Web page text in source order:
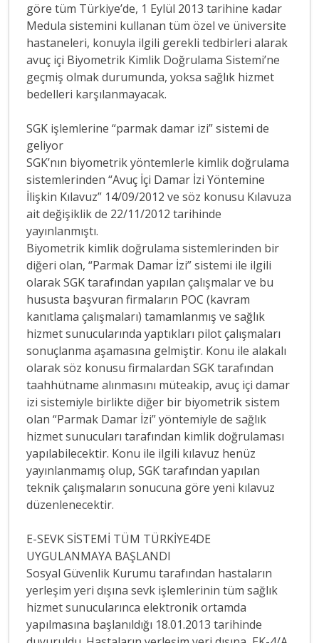
göre tüm Türkiye’de, 1 Eylül 2013 tarihine kadar
Medula sistemini kullanan tüm özel ve üniversite
hastaneleri, konuyla ilgili gerekli tedbirleri alarak
avuç içi Biyometrik Kimlik Doğrulama Sistemi’ne
geçmiş olmak durumunda, yoksa sağlık hizmet
bedelleri karşılanmayacak.
SGK işlemlerine “parmak damar izi” sistemi de
geliyor
SGK’nın biyometrik yöntemlerle kimlik doğrulama
sistemlerinden “Avuç İçi Damar İzi Yöntemine
İlişkin Kılavuz” 14/09/2012 ve söz konusu Kılavuza
ait değişiklik de 22/11/2012 tarihinde
yayınlanmıştı.
Biyometrik kimlik doğrulama sistemlerinden bir
diğeri olan, “Parmak Damar İzi” sistemi ile ilgili
olarak SGK tarafından yapılan çalışmalar ve bu
hususta başvuran firmaların POC (kavram
kanıtlama çalışmaları) tamamlanmış ve sağlık
hizmet sunucularında yaptıkları pilot çalışmaları
sonuçlanma aşamasına gelmiştir. Konu ile alakalı
olarak söz konusu firmalardan SGK tarafından
taahhütname alınmasını müteakip, avuç içi damar
izi sistemiyle birlikte diğer bir biyometrik sistem
olan “Parmak Damar İzi” yöntemiyle de sağlık
hizmet sunucuları tarafından kimlik doğrulaması
yapılabilecektir. Konu ile ilgili kılavuz henüz
yayınlanmamış olup, SGK tarafından yapılan
teknik çalışmaların sonucuna göre yeni kılavuz
düzenlenecektir.
E-SEVK SİSTEMİ TÜM TÜRKİYE4DE
UYGULANMAYA BAŞLANDI
Sosyal Güvenlik Kurumu tarafından hastaların
yerleşim yeri dışına sevk işlemlerinin tüm sağlık
hizmet sunucularınca elektronik ortamda
yapılmasına başlanıldığı 18.01.2013 tarihinde